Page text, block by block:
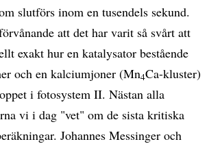
slutförs inom en tusendels sekund.
att det har varit så svårt att
exakt hur en katalysator bestående
och en kalciumjoner (Mn4Ca-kluster)
i fotosystem II. Nästan alla
vi i dag "vet" om de sista kritiska
Johannes Messinger och